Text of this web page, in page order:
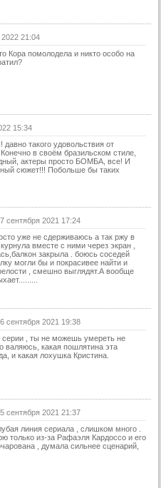
2022 21:04
Кора помолодела и никто особо на
15:34
такого удовольствия от
в своём бразильском стиле,
актеры просто БОМБА, все! И
сюжет!!! Побольше бы таких
сентября 2021 17:24
уже не сдерживаюсь а так ржу в
вместе с ними через экран ,
закрыла . боюсь соседей
могли бы и покрасивее найти и
, смешно выглядят.А вообще
сентября 2021 19:38
серии , ты не можешь умереть не
валяюсь, какая пошлятина эта
и какая лохушка Кристина.
сентября 2021 21:37
линия сериала , слишком много .
только из-за Рафаэля Кардоссо и его
, думала сильнее сценарий,